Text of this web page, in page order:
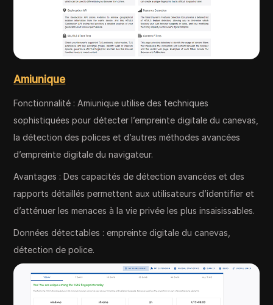
Amiunique
Fonctionnalité : Amiunique utilise des techniques
sophistiquées pour détecter l’empreinte digitale du canevas,
la détection des polices et d’autres méthodes avancées
d’empreinte digitale du navigateur.
Avantages : Des capacités de détection avancées et des
rapports détaillés permettent aux utilisateurs d’identifier et
d’atténuer les menaces à la vie privée les plus insaisissables.
Données détectables : empreinte digitale du canevas,
détection de police.